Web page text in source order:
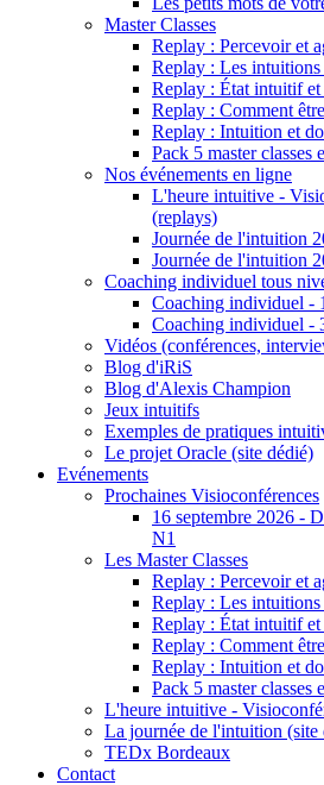
Master Classes
Replay : Percevoir et
Replay : Les intuitions
Replay : État intuitif
Replay : Comment
Replay : Intuition et
Pack 5 master classes
Nos événements en ligne
L'heure intuitive -
(replays)
Journée de l'intuition
Journée de l'intuition
Coaching individuel tous
Coaching individuel -
Coaching individuel -
Vidéos (conférences,
Blog d'iRiS
Blog d'Alexis Champion
Jeux intuitifs
Exemples de pratiques
Le projet Oracle (site dédié)
Evénements
Prochaines Visioconférences
16 septembre 2026 -
N1
Les Master Classes
Replay : Percevoir et
Replay : Les intuitions
Replay : État intuitif
Replay : Comment
Replay : Intuition et
Pack 5 master classes
L'heure intuitive -
La journée de l'intuition (site
TEDx Bordeaux
Contact